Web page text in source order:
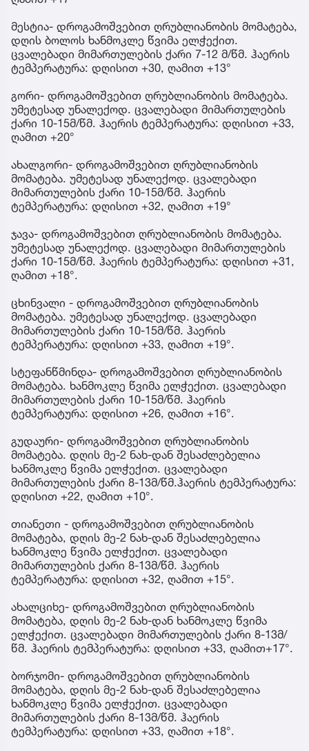
მესტია- დროგამოშვებით ღრუბლიანობის მომატება,
დღის ბოლოს ხანმოკლე წვიმა ელჭექით.
ცვალებადი მიმართულების ქარი 7-12 მ/წმ. ჰაერის
ტემპერატურა: დღისით +30, ღამით +13°
გორი- დროგამოშვებით ღრუბლიანობის მომატება.
უმეტესად უნალექოდ. ცვალებადი მიმართულების
ქარი 10-15მ/წმ. ჰაერის ტემპერატურა: დღისით +33,
ღამით +20°
ახალგორი- დროგამოშვებით ღრუბლიანობის
მომატება. უმეტესად უნალექოდ. ცვალებადი
მიმართულების ქარი 10-15მ/წმ. ჰაერის
ტემპერატურა: დღისით +32, ღამით +19°
ჯავა- დროგამოშვებით ღრუბლიანობის მომატება.
უმეტესად უნალექოდ. ცვალებადი მიმართულების
ქარი 10-15მ/წმ. ჰაერის ტემპერატურა: დღისით +31,
ღამით +18°.
ცხინვალი - დროგამოშვებით ღრუბლიანობის
მომატება. უმეტესად უნალექოდ. ცვალებადი
მიმართულების ქარი 10-15მ/წმ. ჰაერის
ტემპერატურა: დღისით +33, ღამით +19°.
სტეფანწმინდა- დროგამოშვებით ღრუბლიანობის
მომატება. ხანმოკლე წვიმა ელჭექით. ცვალებადი
მიმართულების ქარი 10-15მ/წმ. ჰაერის
ტემპერატურა: დღისით +26, ღამით +16°.
გუდაური- დროგამოშვებით ღრუბლიანობის
მომატება. დღის მე-2 ნახ-დან შესაძლებელია
ხანმოკლე წვიმა ელჭექით. ცვალებადი
მიმართულების ქარი 8-13მ/წმ.ჰაერის ტემპერატურა:
დღისით +22, ღამით +10°.
თიანეთი - დროგამოშვებით ღრუბლიანობის
მომატება, დღის მე-2 ნახ-დან შესაძლებელია
ხანმოკლე წვიმა ელჭექით. ცვალებადი
მიმართულების ქარი 8-13მ/წმ. ჰაერის
ტემპერატურა: დღისით +32, ღამით +15°.
ახალციხე- დროგამოშვებით ღრუბლიანობის
მომატება, დღის მე-2 ნახ-დან ხანმოკლე წვიმა
ელჭექით. ცვალებადი მიმართულების ქარი 8-13მ/
წმ. ჰაერის ტემპერატურა: დღისით +33, ღამით+17°.
ბორჯომი- დროგამოშვებით ღრუბლიანობის
მომატება, დღის მე-2 ნახ-დან შესაძლებელია
ხანმოკლე წვიმა ელჭექით. ცვალებადი
მიმართულების ქარი 8-13მ/წმ. ჰაერის
ტემპერატურა: დღისით +33, ღამით +18°.